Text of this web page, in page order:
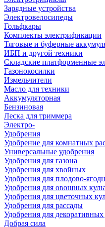
Зарядные устройства
Электровелосипеды
Гольфкары
Комплекты электрификации
Тяговые и буферные
ИБП и другой техники
Складские платформенные
Газонокосилки
Измельчители
Масло для техники
Аккумуляторная
Бензиновая
Леска для триммера
Электро-
Удобрения
Удобрение для комнатных
Универсальные удобрения
Удобрения для газона
Удобрения для хвойных
Удобрения для плодово-
Удобрения для овощных
Удобрения для цветочных
Удобрения для рассады
Удобрения для декоративных
Добрая сила